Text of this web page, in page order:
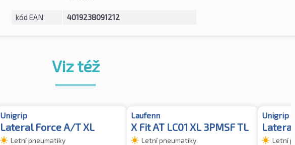
kód EAN 4019238091212
Viz též
Unigrip
Lateral Force A/T XL
Letní pneumatiky
Laufenn
X Fit AT LC01 XL 3PMSF TL
Letní pneumatiky
Unigrip
Lateral
Letní